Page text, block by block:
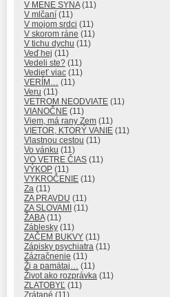
V MENE SYNA(11)
V mlčaní (11)
V mojom srdci (11)
V skorom ráne (11)
V tichu dychu (11)
Veď hej (11)
Vedeli ste? (11)
Vedieť viac (11)
VERÍM…
(11)
Veru (11)
VETROM NEODVIATE (11)
VIANOČNE (11)
Viem, má rany Zem (11)
VIETOR, KTORÝ VANIE (11)
Vlastnou cestou (11)
Vo vánku (11)
VO VETRE ČIAS (11)
VÝKOP (11)
VYKROČENIE (11)
Za (11)
ZA PRAVDU (11)
ZA SLOVAMI (11)
ŽABA(11)
Záblesky (11)
ZAČEM BUKVY (11)
Zápisky psychiatra (11)
Zázračnenie (11)
Ži a pamätaj…
(11)
Život ako rozprávka (11)
ZLATOBYĽ (11)
Zrátané (11)